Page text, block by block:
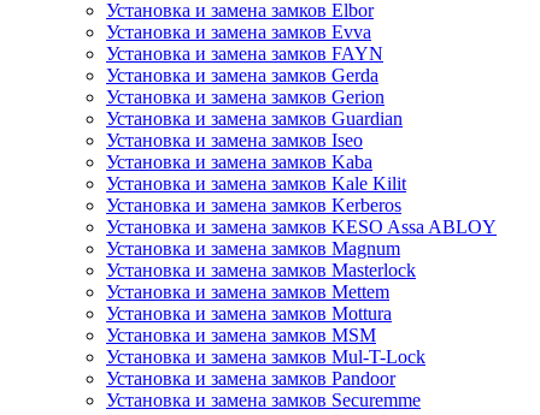
Установка и замена замков Elbor
Установка и замена замков Evva
Установка и замена замков FAYN
Установка и замена замков Gerda
Установка и замена замков Gerion
Установка и замена замков Guardian
Установка и замена замков Iseo
Установка и замена замков Kaba
Установка и замена замков Kale Kilit
Установка и замена замков Kerberos
Установка и замена замков KESO Assa ABLOY
Установка и замена замков Magnum
Установка и замена замков Masterlock
Установка и замена замков Mettem
Установка и замена замков Mottura
Установка и замена замков MSM
Установка и замена замков Mul-T-Lock
Установка и замена замков Pandoor
Установка и замена замков Securemme